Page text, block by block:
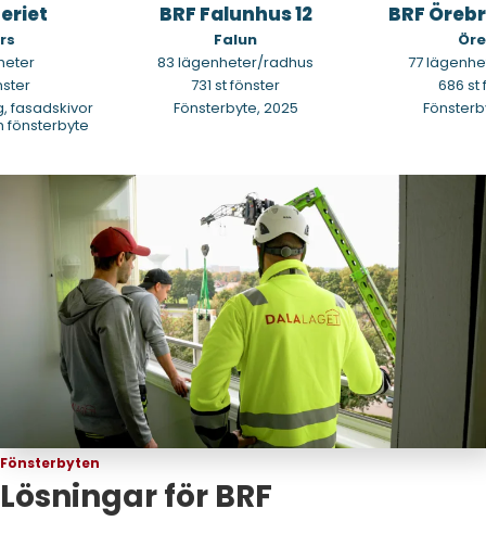
BRF Falunhus 12
Falun
83 lägenheter/radhus
731 st fönster
Fönsterbyte, 2025
BRF
77
686 st
Fönsterbyten
Lösningar för BRF